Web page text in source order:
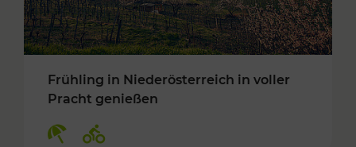
Frühling in Niederösterreich in voller
Pracht genießen